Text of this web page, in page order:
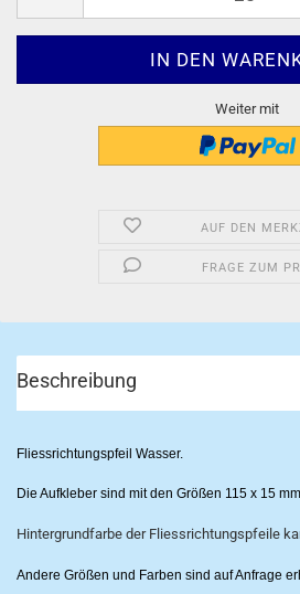
Weiter mit
AUF DEN
FRAGE ZUM
Beschreibung
Fliessrichtungspfeil Wasser.
Die Aufkleber sind mit den Größen 115 x 15
Hintergrundfarbe der Fliessrichtungspfeile
Andere Größen und Farben sind auf Anfrage